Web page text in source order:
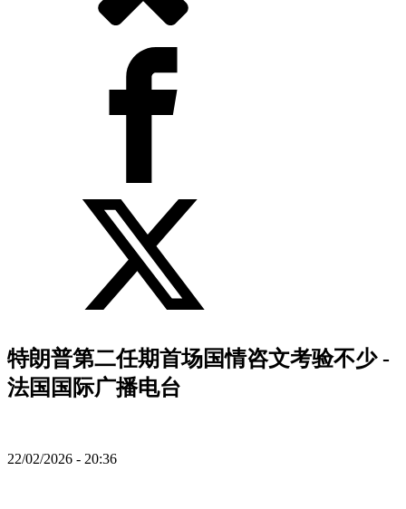
特朗普第二任期首场国情咨文考验不少 -
法国国际广播电台
22/02/2026 - 20:36